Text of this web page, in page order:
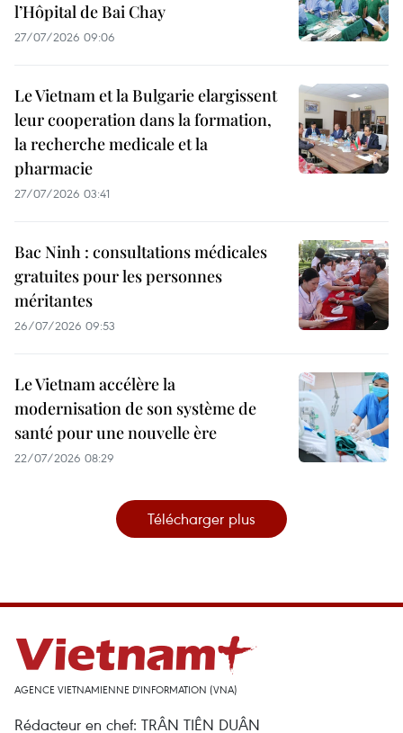
l’Hôpital de Bai Chay
27/07/2026 09:06
Le Vietnam et la Bulgarie elargissent
leur cooperation dans la formation,
la recherche medicale et la
pharmacie
27/07/2026 03:41
Bac Ninh : consultations médicales
gratuites pour les personnes
méritantes
26/07/2026 09:53
Le Vietnam accélère la
modernisation de son système de
santé pour une nouvelle ère
22/07/2026 08:29
Télécharger plus
AGENCE VIETNAMIENNE D'INFORMATION (VNA)
Rédacteur en chef: TRÂN TIÊN DUÂN